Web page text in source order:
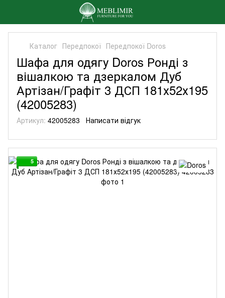
Каталог Передпокої Передпокої Doros
Шафа для одягу Doros Ронді з
вішалкою та дзеркалом Дуб
Артізан/Графіт 3 ДСП 181х52х195
(42005283)
Артикул: 42005283 Написати відгук
5